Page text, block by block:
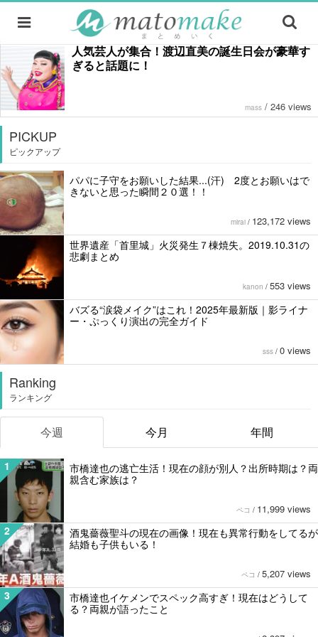
人気芸人が集合！渡辺直美の誕生日会が豪華す
ぎると話題に！
mass / 246 views
PICKUP
ピックアップ
パパに子守をお願いした結果...(汗) 2度とお願いはで
きないと思った瞬間２０選！！
mirai / 123,172 views
世界遺産「首里城」火災発生７棟焼失。2019.10.31の
悲劇まとめ
kanon / 553 views
バズる“涙袋メイク”はこれ！2025年最新版｜影ライナ
ー・ぷっくり演出の完全ガイド
sss / 0 views
Ranking
ランキング
今週 今月 年間
1
市橋達也の逃亡生活！現在の顔が別人？出所時期は？両
親含む家族は？
ペコ / 11,999 views
2
酒鬼薔薇聖斗の現在の画像！現在も異常行動をしてるが
結婚も子供もいる！
ペコ / 5,207 views
3
市橋達也イケメンでスペック高すぎ！現在はどうして
る？両親が語ったこと